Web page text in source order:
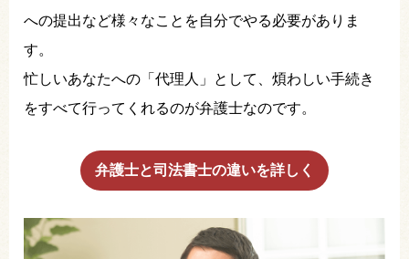
への提出など様々なことを自分でやる必要がありま
す。
忙しいあなたへの「代理人」として、煩わしい手続き
をすべて行ってくれるのが弁護士なのです。
弁護士と司法書士の違いを詳しく